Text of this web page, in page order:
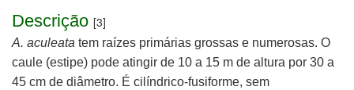
Descrição [3]
A. aculeata tem raízes primárias grossas e numerosas. O
caule (estipe) pode atingir de 10 a 15 m de altura por 30 a
45 cm de diâmetro. É cilíndrico-fusiforme, sem